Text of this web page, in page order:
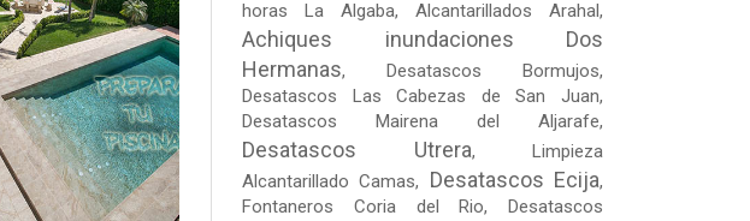
horas La Algaba, Alcantarillados Arahal,
Achiques inundaciones Dos
Hermanas, Desatascos Bormujos,
Desatascos Las Cabezas de San Juan,
Desatascos Mairena del Aljarafe,
Desatascos Utrera, Limpieza
Alcantarillado Camas, Desatascos Ecija,
Fontaneros Coria del Rio, Desatascos